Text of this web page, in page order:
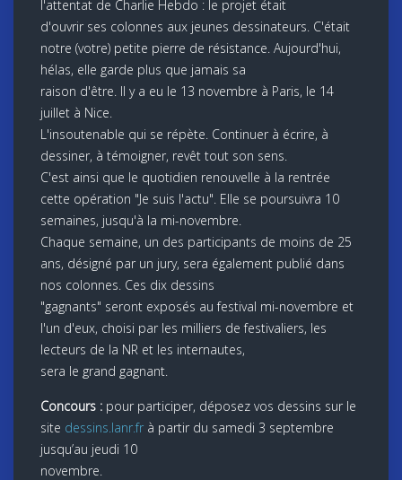
l'attentat de Charlie Hebdo : le projet était
d'ouvrir ses colonnes aux jeunes dessinateurs. C'était
notre (votre) petite pierre de résistance. Aujourd'hui,
hélas, elle garde plus que jamais sa
raison d'être. Il y a eu le 13 novembre à Paris, le 14
juillet à Nice.
L'insoutenable qui se répète. Continuer à écrire, à
dessiner, à témoigner, revêt tout son sens.
C'est ainsi que le quotidien renouvelle à la rentrée
cette opération "Je suis l'actu". Elle se poursuivra 10
semaines, jusqu'à la mi-novembre.
Chaque semaine, un des participants de moins de 25
ans, désigné par un jury, sera également publié dans
nos colonnes. Ces dix dessins
"gagnants" seront exposés au festival mi-novembre et
l'un d'eux, choisi par les milliers de festivaliers, les
lecteurs de la NR et les internautes,
sera le grand gagnant.
Concours : pour participer, déposez vos dessins sur le
site dessins.lanr.fr à partir du samedi 3 septembre
jusqu’au jeudi 10
novembre.